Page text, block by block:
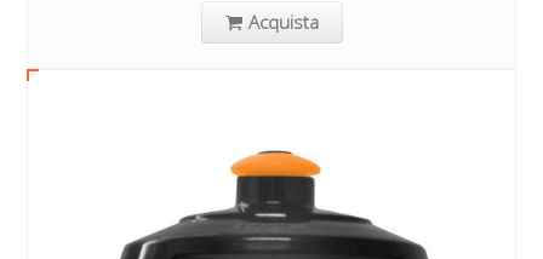
Acquista